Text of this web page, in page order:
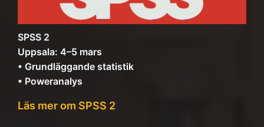
SPSS 2
Uppsala: 4–5 mars
• Grundläggande statistik
• Poweranalys
Läs mer om SPSS 2